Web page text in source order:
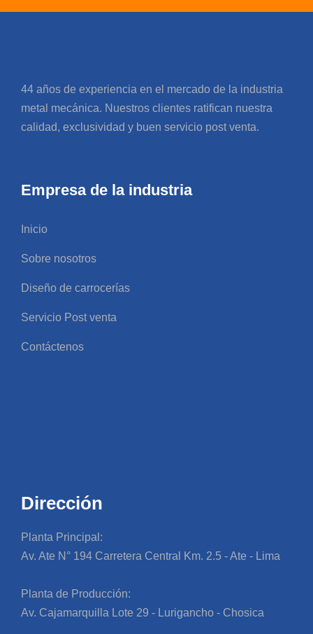
44 años de experiencia en el mercado de la industria
metal mecánica. Nuestros clientes ratifican nuestra
calidad, exclusividad y buen servicio post venta.
Empresa de la industria
Inicio
Sobre nosotros
Diseño de carrocerías
Servicio Post venta
Contáctenos
Dirección
Planta Principal:
Av. Ate N° 194 Carretera Central Km. 2.5 - Ate - Lima
Planta de Producción:
Av. Cajamarquilla Lote 29 - Lurigancho - Chosica